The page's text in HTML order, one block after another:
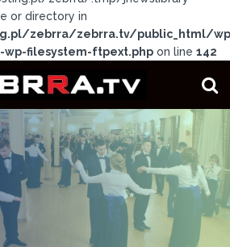
or directory in
zebrra/zebrra.tv/public_html/
filesystem-ftpext.php on line 142